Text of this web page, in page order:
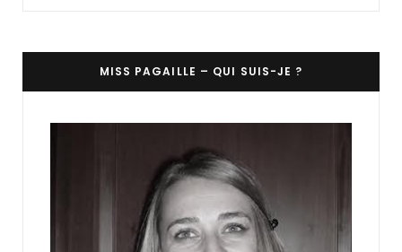
MISS PAGAILLE – QUI SUIS-JE ?